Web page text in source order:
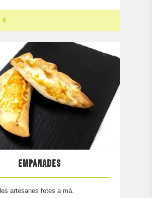
0
EMPANADES
artesanes fetes a mà.